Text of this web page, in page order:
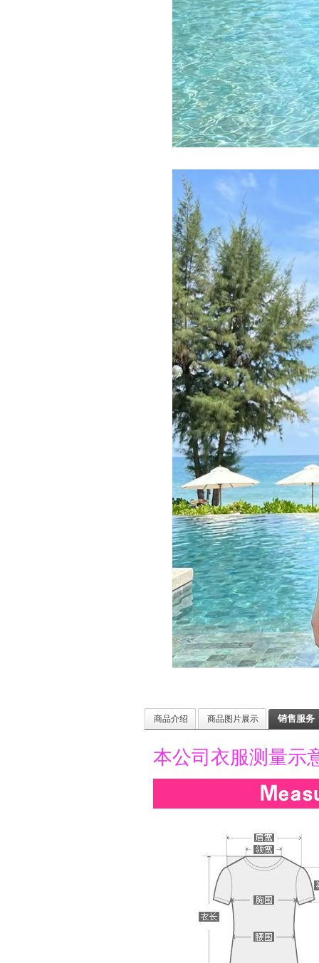
商品介绍 商品图片展示 销售服务
本公司衣服测量示